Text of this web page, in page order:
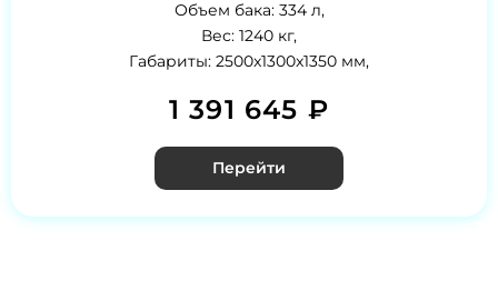
Объем бака: 334 л,
Вес: 1240 кг,
Габариты: 2500x1300x1350 мм,
1 391 645 ₽
Перейти